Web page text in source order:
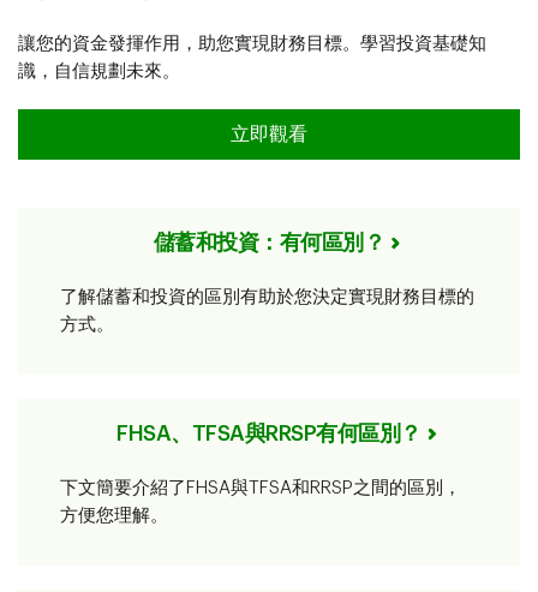
讓您的資金發揮作用，助您實現財務目標。學習投資基礎知
識，自信規劃未來。
立即觀看
儲蓄和投資：有何區別？
了解儲蓄和投資的區別有助於您決定實現財務目標的
方式。
FHSA、TFSA與RRSP有何區別？
下文簡要介紹了FHSA與TFSA和RRSP之間的區別，
方便您理解。